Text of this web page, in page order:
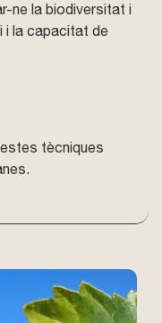
ne la biodiversitat i
i la capacitat de
tècniques